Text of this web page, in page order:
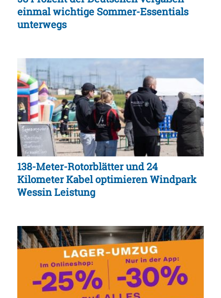
einmal wichtige Sommer-Essentials
unterwegs
138-Meter-Rotorblätter und 24
Kilometer Kabel optimieren Windpark
Wessin Leistung